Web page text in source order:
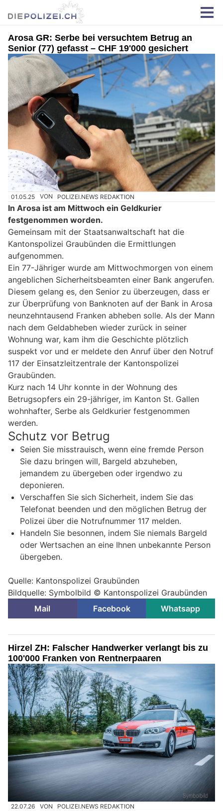
Arosa GR: Serbe bei versuchtem Betrug an
Senior (77) gefasst – CHF 19'000 gesichert
01.05.25 VON POLIZEI.NEWS REDAKTION
In Arosa ist am Mittwoch ein Geldkurier
festgenommen worden.
Gemeinsam mit der Staatsanwaltschaft hat die
Kantonspolizei Graubünden die Ermittlungen
aufgenommen.
Ein 77-Jähriger wurde am Mittwochmorgen von einem
angeblichen Sicherheitsbeamten einer Bank angerufen.
Diesem gelang es, den Senior zu überzeugen, dass er
zur Überprüfung von Banknoten auf der Bank in Arosa
neunzehntausend Franken abheben solle. Als der Mann
nach dem Geldabheben wieder zurück in seiner
Wohnung war, kam ihm die Geschichte plötzlich
suspekt vor und er meldete den Anruf über den Notruf
117 der Einsatzleitzentrale der Kantonspolizei
Graubünden.
Kurz nach 14 Uhr konnte in der Wohnung des
Betrugsopfers ein 29-jähriger, im Kanton St. Gallen
wohnhafter, Serbe als Geldkurier festgenommen
werden.
Schutz vor Betrug
Seien Sie misstrauisch, wenn eine fremde Person
Sie dazu bringen will, Bargeld abzuheben,
jemandem zu übergeben oder irgendwo zu
deponieren.
Verschaffen Sie sich Sicherheit, indem Sie das
Telefonat beenden und den möglichen Betrug der
Polizei über die Notrufnummer 117 melden.
Handeln Sie besonnen, indem Sie niemals Bargeld
oder Wertsachen an eine Ihnen unbekannte Person
übergeben.
Quelle: Kantonspolizei Graubünden
Bildquelle: Symbolbild © Kantonspolizei Graubünden
Mail
Facebook Whatsapp
Hirzel ZH: Falscher Handwerker verlangt bis zu
100'000 Franken von Rentnerpaaren
22.07.26 VON POLIZEI.NEWS REDAKTION